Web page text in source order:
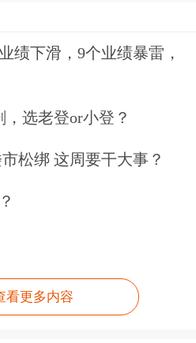
币继续保持稳定和
和国际汇市波动的
供求为基础、参考
、有管理的浮动汇
汇率形成中发挥决
动汇率制度的应有
角度观察，作为货币
波动也是常态，有了
绩下滑，9个业绩暴雷，
选老登or小登？
松绑 这周要干大事？
看更多内容